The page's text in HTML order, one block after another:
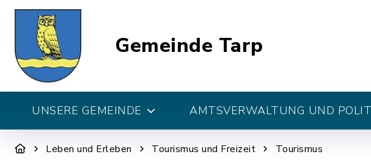
Gemeinde Tarp
UNSERE GEMEINDE AMTSVERWALTUNG UND
Leben und Erleben Tourismus und Freizeit Tourismus